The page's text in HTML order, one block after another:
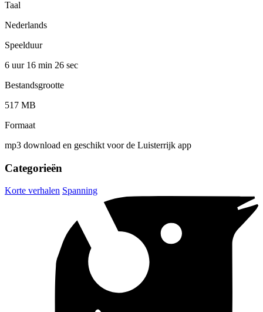
Taal
Nederlands
Speelduur
6 uur 16 min 26 sec
Bestandsgrootte
517 MB
Formaat
mp3 download en geschikt voor de Luisterrijk app
Categorieën
Korte verhalen Spanning